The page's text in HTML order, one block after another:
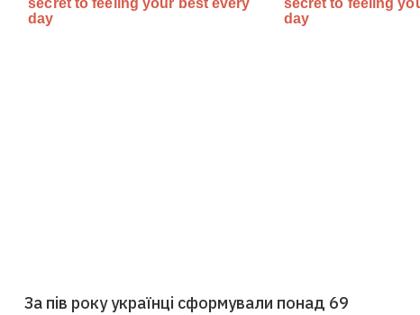
За пів року українці сформували понад 69